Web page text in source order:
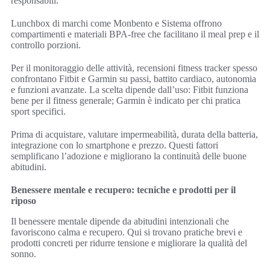
Lunchbox di marchi come Monbento e Sistema offrono
compartimenti e materiali BPA-free che facilitano il meal prep e il
controllo porzioni.
Per il monitoraggio delle attività, recensioni fitness tracker spesso
confrontano Fitbit e Garmin su passi, battito cardiaco, autonomia
e funzioni avanzate. La scelta dipende dall’uso: Fitbit funziona
bene per il fitness generale; Garmin è indicato per chi pratica
sport specifici.
Prima di acquistare, valutare impermeabilità, durata della batteria,
integrazione con lo smartphone e prezzo. Questi fattori
semplificano l’adozione e migliorano la continuità delle buone
abitudini.
Benessere mentale e recupero: tecniche e prodotti per il
riposo
Il benessere mentale dipende da abitudini intenzionali che
favoriscono calma e recupero. Qui si trovano pratiche brevi e
prodotti concreti per ridurre tensione e migliorare la qualità del
sonno.